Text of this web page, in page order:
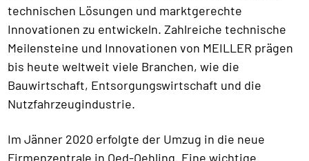
technischen Lösungen und marktgerechte
Innovationen zu entwickeln. Zahlreiche technische
Meilensteine und Innovationen von MEILLER prägen
bis heute weltweit viele Branchen, wie die
Bauwirtschaft, Entsorgungswirtschaft und die
Nutzfahrzeugindustrie.
Im Jänner 2020 erfolgte der Umzug in die neue
Firmenzentrale in Oed-Oehling. Eine wichtige